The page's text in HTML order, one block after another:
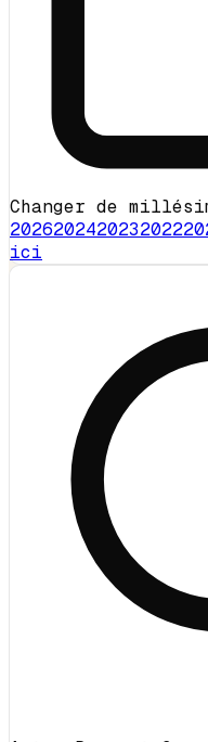
Changer de
2026202420232022
ici